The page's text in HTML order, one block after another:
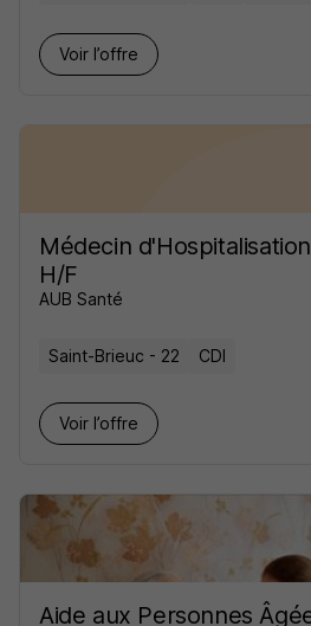
Voir l’offre
Médecin
H/F
AUB Santé
Saint-Brieuc - 22 CDI
Voir l’offre
Aide aux Personnes